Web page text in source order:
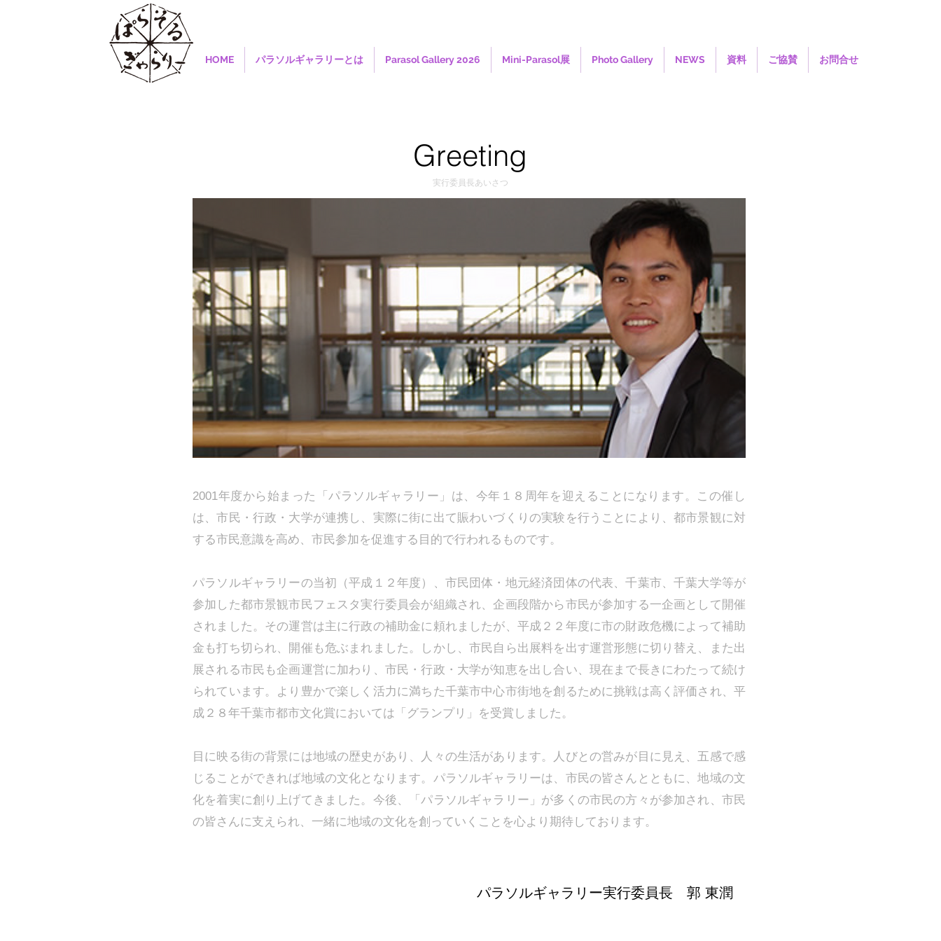
HOME パラソルギャラリーとは Parasol Gallery 2026 Mini-Parasol展 Photo Gallery NEWS 資料 ご協賛 お問合せ
Greeting
実行委員長あいさつ
2001年度から始まった「パラソルギャラリー」は、今年１８周年を迎えることになります。この催し
は、市民・行政・大学が連携し、実際に街に出て賑わいづくりの実験を行うことにより、都市景観に対
する市民意識を高め、市民参加を促進する目的で行われるものです。
パラソルギャラリーの当初（平成１２年度）、市民団体・地元経済団体の代表、千葉市、千葉大学等が
参加した都市景観市民フェスタ実行委員会が組織され、企画段階から市民が参加する一企画として開催
されました。その運営は主に行政の補助金に頼れましたが、平成２２年度に市の財政危機によって補助
金も打ち切られ、開催も危ぶまれました。しかし、市民自ら出展料を出す運営形態に切り替え、また出
展される市民も企画運営に加わり、市民・行政・大学が知恵を出し合い、現在まで長きにわたって続け
られています。より豊かで楽しく活力に満ちた千葉市中心市街地を創るために挑戦は高く評価され、平
成２８年千葉市都市文化賞においては「グランプリ」を受賞しました。
目に映る街の背景には地域の歴史があり、人々の生活があります。人びとの営みが目に見え、五感で感
じることができれば地域の文化となります。パラソルギャラリーは、市民の皆さんとともに、地域の文
化を着実に創り上げてきました。今後、「パラソルギャラリー」が多くの市民の方々が参加され、市民
の皆さんに支えられ、一緒に地域の文化を創っていくことを心より期待しております。
パラソルギャラリー実行委員長 郭 東潤